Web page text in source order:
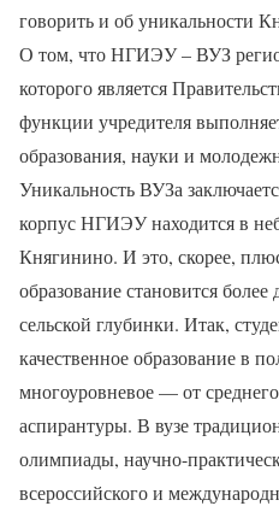
говорить и об уникальности
О том, что НГИЭУ – ВУЗ
которого является
функции учредителя
образования, науки и
Уникальность ВУЗа
корпус НГИЭУ находится в
Княгинино. И это, скорее,
образование становится
сельской глубинки. Итак,
качественное образование в
многоуровневое — от
аспирантуры. В вузе
олимпиады, научно-
всероссийского и